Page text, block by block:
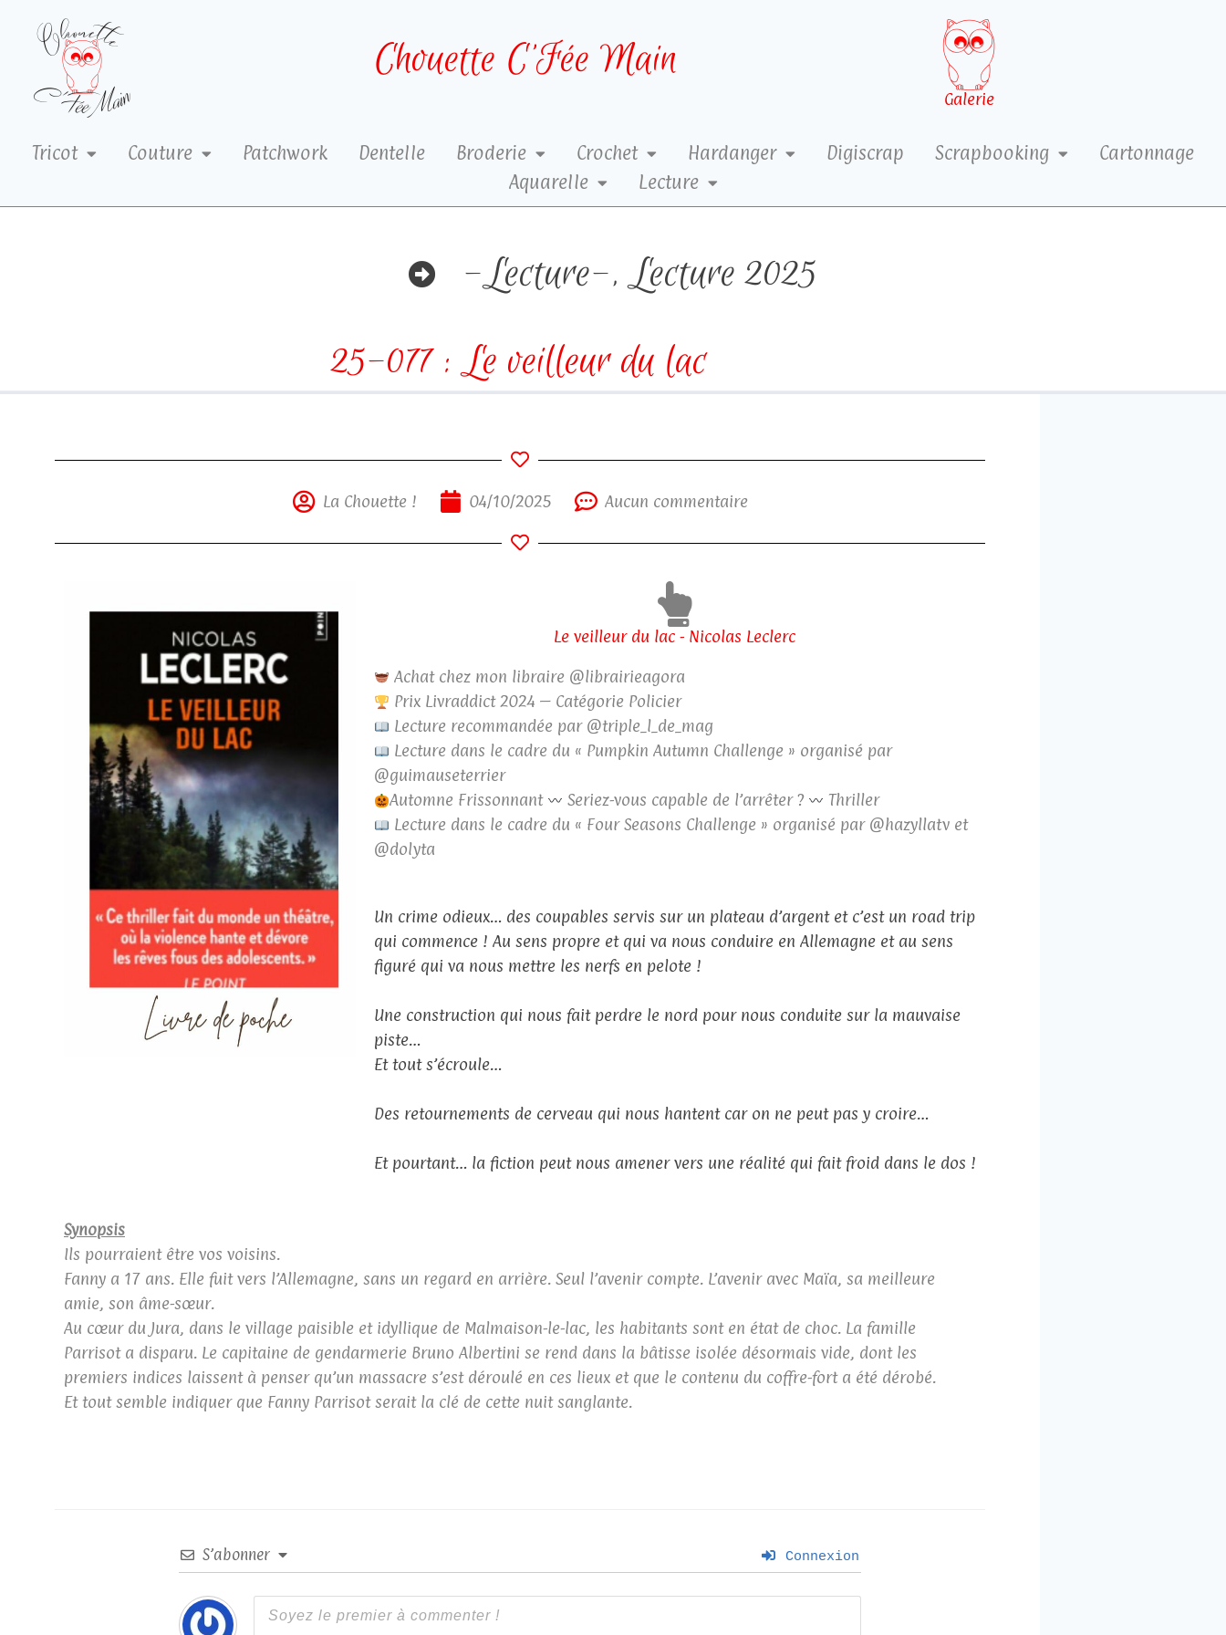
Chouette C’Fée Main
Galerie
Tricot Couture Patchwork Dentelle Broderie Crochet Hardanger Digiscrap Scrapbooking
Cartonnage
Aquarelle
Lecture
-Lecture-,Lecture 2025
25-077 : Le veilleur du lac
La Chouette ! 04/10/2025 Aucun commentaire
Le veilleur du lac - Nicolas Leclerc
Achat chez mon libraire @librairieagora
Prix Livraddict 2024 – Catégorie Policier
Lecture recommandée par @triple_l_de_mag
Lecture dans le cadre du « Pumpkin Autumn Challenge » organisé par
@guimauseterrier
Automne Frissonnant
Seriez-vous capable de l’arrêter ?
Thriller
Lecture dans le cadre du « Four Seasons Challenge » organisé par @hazyllatv et
@dolyta
Un crime odieux… des coupables servis sur un plateau d’argent et c’est un road trip
qui commence ! Au sens propre et qui va nous conduire en Allemagne et au sens
figuré qui va nous mettre les nerfs en pelote !
Une construction qui nous fait perdre le nord pour nous conduite sur la mauvaise
piste…
Et tout s’écroule…
Des retournements de cerveau qui nous hantent car on ne peut pas y croire…
Et pourtant… la fiction peut nous amener vers une réalité qui fait froid dans le dos !
Synopsis
Ils pourraient être vos voisins.
Fanny a 17 ans. Elle fuit vers l’Allemagne, sans un regard en arrière. Seul l’avenir compte. L’avenir avec Maïa, sa meilleure
amie, son âme-sœur.
Au cœur du Jura, dans le village paisible et idyllique de Malmaison-le-lac, les habitants sont en état de choc. La famille
Parrisot a disparu. Le capitaine de gendarmerie Bruno Albertini se rend dans la bâtisse isolée désormais vide, dont les
premiers indices laissent à penser qu’un massacre s’est déroulé en ces lieux et que le contenu du coffre-fort a été dérobé.
Et tout semble indiquer que Fanny Parrisot serait la clé de cette nuit sanglante.
S’abonner Connexion